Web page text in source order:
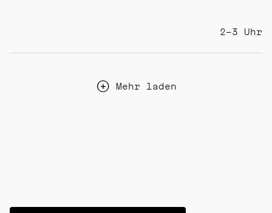
2–3 Uhr
Mehr laden